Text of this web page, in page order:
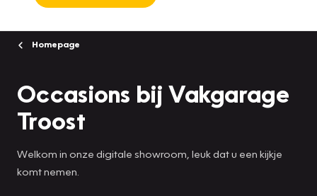
Homepage
Occasions bij Vakgarage
Troost
Welkom in onze digitale showroom, leuk dat u een kijkje
komt nemen.